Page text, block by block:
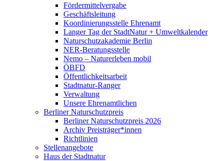
Fördermittelvergabe
Geschäftsleitung
Koordinierungsstelle Ehrenamt
Langer Tag der StadtNatur + Umweltkalender
Naturschutzakademie Berlin
NER-Beratungsstelle
Nemo – Naturerleben mobil
ÖBFD
Öffentlichkeitsarbeit
Stadtnatur-Ranger
Verwaltung
Unsere Ehrenamtlichen
Berliner Naturschutzpreis
Berliner Naturschutzpreis 2026
Archiv Preisträger*innen
Richtlinien
Stellenangebote
Haus der Stadtnatur